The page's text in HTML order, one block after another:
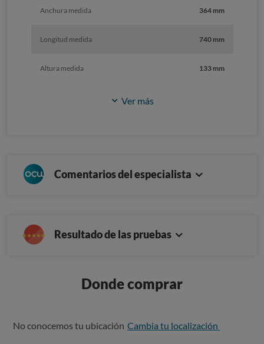
Anchura medida 364 mm
Longitud medida 740 mm
Altura medida 133 mm
Ver más
Comentarios del especialista
Resultado de las pruebas
Donde comprar
No conocemos tu ubicación Cambia tu localización